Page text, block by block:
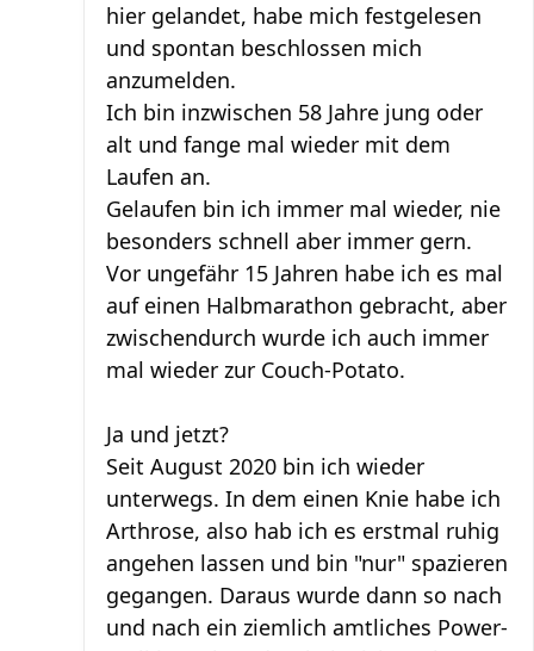
hier gelandet, habe mich festgelesen
und spontan beschlossen mich
anzumelden.
Ich bin inzwischen 58 Jahre jung oder
alt und fange mal wieder mit dem
Laufen an.
Gelaufen bin ich immer mal wieder, nie
besonders schnell aber immer gern.
Vor ungefähr 15 Jahren habe ich es mal
auf einen Halbmarathon gebracht, aber
zwischendurch wurde ich auch immer
mal wieder zur Couch-Potato.
Ja und jetzt?
Seit August 2020 bin ich wieder
unterwegs. In dem einen Knie habe ich
Arthrose, also hab ich es erstmal ruhig
angehen lassen und bin "nur" spazieren
gegangen. Daraus wurde dann so nach
und nach ein ziemlich amtliches Power-